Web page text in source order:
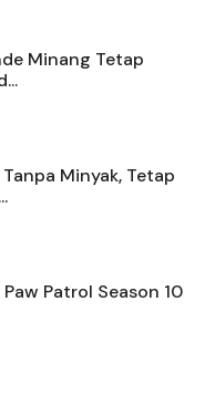
Minang Tetap
Minyak, Tetap
Patrol Season 10